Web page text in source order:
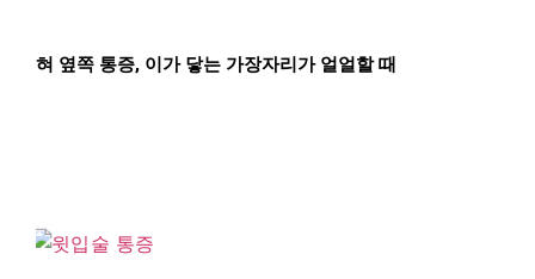
혀 옆쪽 통증, 이가 닿는 가장자리가 얼얼할 때